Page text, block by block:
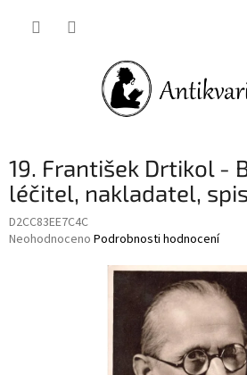
19. František Drtikol -
léčitel, nakladatel,
D2CC83EE7C4C
Průměrné
Neohodnoceno Podrobnosti hodnocení